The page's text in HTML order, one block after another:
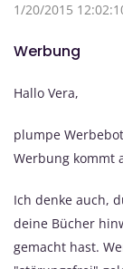
1/20/2015
Werbung
Hallo Vera,
plumpe
Werbung kommt
Ich denke auch,
deine Bücher
gemacht hast.